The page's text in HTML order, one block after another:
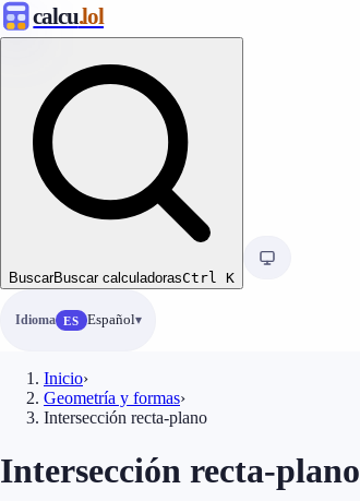
calcu.lol
BuscarBuscar calculadorasCtrl K
Idioma ES Español
Inicio›
Geometría y formas›
Intersección recta-plano
Intersección recta-plano